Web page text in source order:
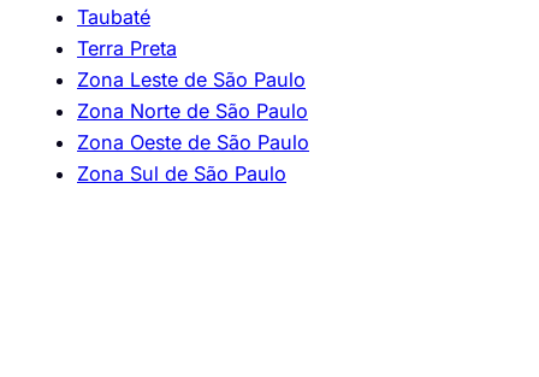
Taubaté
Terra Preta
Zona Leste de São Paulo
Zona Norte de São Paulo
Zona Oeste de São Paulo
Zona Sul de São Paulo